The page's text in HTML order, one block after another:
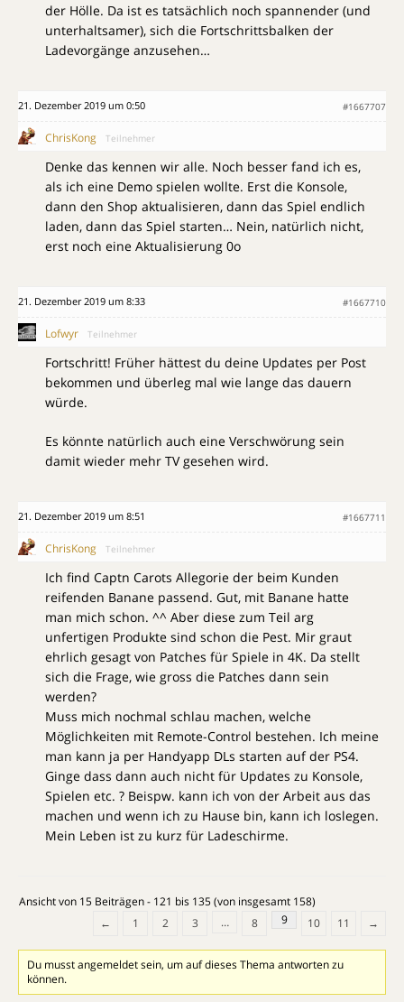
der Hölle. Da ist es tatsächlich noch spannender (und
unterhaltsamer), sich die Fortschrittsbalken der
Ladevorgänge anzusehen…
21. Dezember 2019 um 0:50 #1667707
ChrisKong Teilnehmer
Denke das kennen wir alle. Noch besser fand ich es,
als ich eine Demo spielen wollte. Erst die Konsole,
dann den Shop aktualisieren, dann das Spiel endlich
laden, dann das Spiel starten… Nein, natürlich nicht,
erst noch eine Aktualisierung 0o
21. Dezember 2019 um 8:33 #1667710
Lofwyr Teilnehmer
Fortschritt! Früher hättest du deine Updates per Post
bekommen und überleg mal wie lange das dauern
würde.
Es könnte natürlich auch eine Verschwörung sein
damit wieder mehr TV gesehen wird.
21. Dezember 2019 um 8:51 #1667711
ChrisKong Teilnehmer
Ich find Captn Carots Allegorie der beim Kunden
reifenden Banane passend. Gut, mit Banane hatte
man mich schon. ^^ Aber diese zum Teil arg
unfertigen Produkte sind schon die Pest. Mir graut
ehrlich gesagt von Patches für Spiele in 4K. Da stellt
sich die Frage, wie gross die Patches dann sein
werden?
Muss mich nochmal schlau machen, welche
Möglichkeiten mit Remote-Control bestehen. Ich meine
man kann ja per Handyapp DLs starten auf der PS4.
Ginge dass dann auch nicht für Updates zu Konsole,
Spielen etc. ? Beispw. kann ich von der Arbeit aus das
machen und wenn ich zu Hause bin, kann ich loslegen.
Mein Leben ist zu kurz für Ladeschirme.
Ansicht von 15 Beiträgen - 121 bis 135 (von insgesamt 158)
←
1 2 3 … 8 9 10 11 →
Du musst angemeldet sein, um auf dieses Thema antworten zu
können.